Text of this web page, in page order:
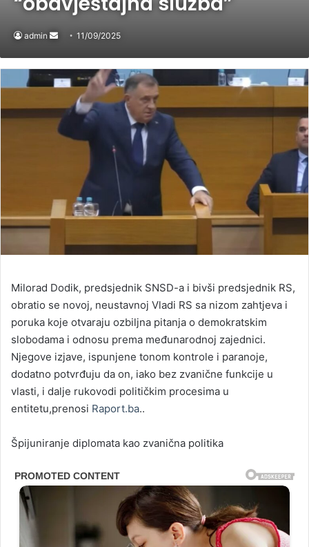
admin
Send
email
11/09/2025
Milorad Dodik, predsjednik SNSD-a i bivši predsjednik RS,
obratio se novoj, neustavnoj Vladi RS sa nizom zahtjeva i
poruka koje otvaraju ozbiljna pitanja o demokratskim
slobodama i odnosu prema međunarodnoj zajednici.
Njegove izjave, ispunjene tonom kontrole i paranoje,
dodatno potvrđuju da on, iako bez zvanične funkcije u
vlasti, i dalje rukovodi političkim procesima u
entitetu,prenosi Raport.ba..
Špijuniranje diplomata kao zvanična politika